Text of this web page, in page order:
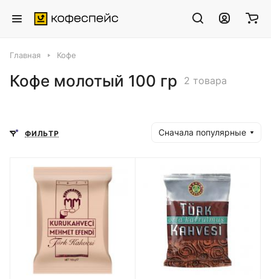
Главная Кофе
Кофе молотый 100 гр 2 товара
ФИЛЬТР Сначала популярные